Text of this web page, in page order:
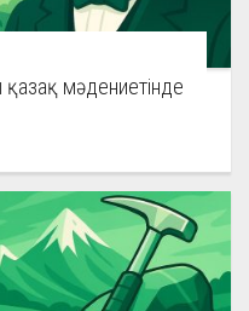
мәдениетінде